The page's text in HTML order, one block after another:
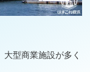
型商業施設が多く